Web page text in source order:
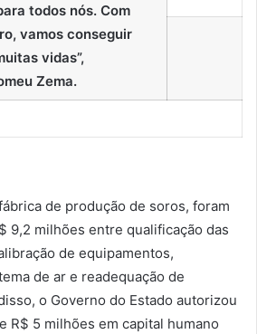
todos nós. Com
vamos conseguir
vidas”,
Zema.
de produção de soros, foram
9,2 milhões entre qualificação das
de equipamentos,
de ar e readequação de
o Governo do Estado autorizou
R$ 5 milhões em capital humano